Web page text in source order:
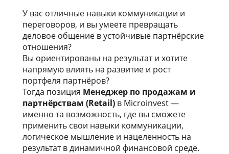
У вас отличные навыки коммуникации и
переговоров, и вы умеете превращать
деловое общение в устойчивые партнёрские
отношения?
Вы ориентированы на результат и хотите
напрямую влиять на развитие и рост
портфеля партнёров?
Тогда позиция Менеджер по продажам и
партнёрствам (Retail) в Microinvest —
именно та возможность, где вы сможете
применить свои навыки коммуникации,
логическое мышление и нацеленность на
результат в динамичной финансовой среде.